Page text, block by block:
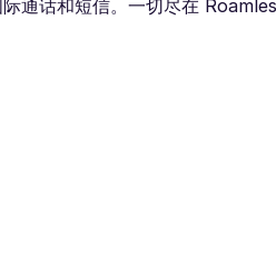
通话和短信。一切尽在